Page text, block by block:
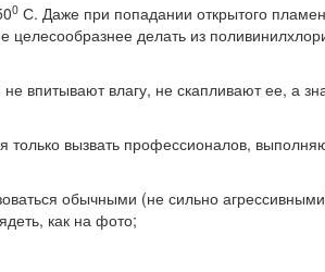
0 С. Даже при попадании открытого
целесообразнее делать из
впитывают влагу, не скапливают ее, а
только вызвать профессионалов,
обычными (не сильно
как на фото;